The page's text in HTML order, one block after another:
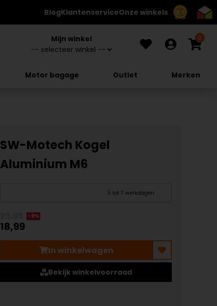
8.7
BlogKlantenserviceOnze winkels
Mijn winkel 0
Motor bagage Outlet Merken
SW-Motech Kogel
Aluminium M6
5 tot 7 werkdagen
-9%
18,99
In winkelwagen
Bekijk winkelvoorraad